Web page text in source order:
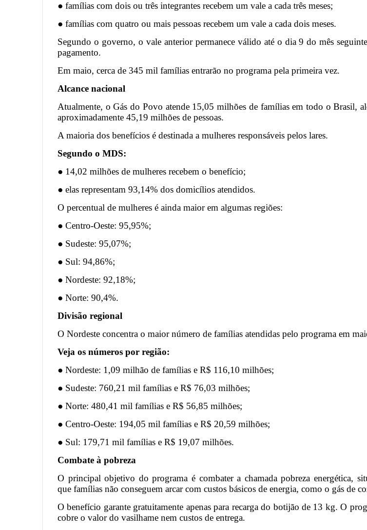
● famílias com dois ou três integrantes recebem um vale a cada três meses;
● famílias com quatro ou mais pessoas recebem um vale a cada dois meses.
Segundo o governo, o vale anterior permanece válido até o dia 9 do mês
pagamento.
Em maio, cerca de 345 mil famílias entrarão no programa pela primeira vez.
Alcance nacional
Atualmente, o Gás do Povo atende 15,05 milhões de famílias em todo o Brasil,
aproximadamente 45,19 milhões de pessoas.
A maioria dos benefícios é destinada a mulheres responsáveis pelos lares.
Segundo o MDS:
● 14,02 milhões de mulheres recebem o benefício;
● elas representam 93,14% dos domicílios atendidos.
O percentual de mulheres é ainda maior em algumas regiões:
● Centro-Oeste: 95,95%;
● Sudeste: 95,07%;
● Sul: 94,86%;
● Nordeste: 92,18%;
● Norte: 90,4%.
Divisão regional
O Nordeste concentra o maior número de famílias atendidas pelo programa em
Veja os números por região:
● Nordeste: 1,09 milhão de famílias e R$ 116,10 milhões;
● Sudeste: 760,21 mil famílias e R$ 76,03 milhões;
● Norte: 480,41 mil famílias e R$ 56,85 milhões;
● Centro-Oeste: 194,05 mil famílias e R$ 20,59 milhões;
● Sul: 179,71 mil famílias e R$ 19,07 milhões.
Combate à pobreza
O principal objetivo do programa é combater a chamada pobreza energética,
que famílias não conseguem arcar com custos básicos de energia, como o gás de
O benefício garante gratuitamente apenas para recarga do botijão de 13 kg. O
cobre o valor do vasilhame nem custos de entrega.